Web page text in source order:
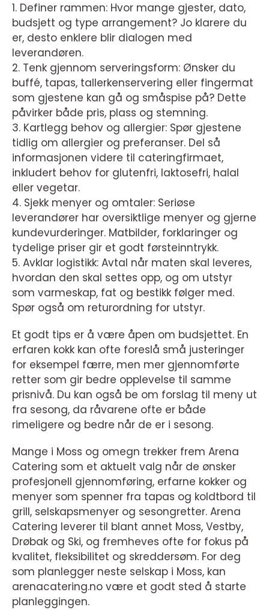
1. Definer rammen: Hvor mange gjester, dato,
budsjett og type arrangement? Jo klarere du
er, desto enklere blir dialogen med
leverandøren.
2. Tenk gjennom serveringsform: Ønsker du
buffé, tapas, tallerkenservering eller fingermat
som gjestene kan gå og småspise på? Dette
påvirker både pris, plass og stemning.
3. Kartlegg behov og allergier: Spør gjestene
tidlig om allergier og preferanser. Del så
informasjonen videre til cateringfirmaet,
inkludert behov for glutenfri, laktosefri, halal
eller vegetar.
4. Sjekk menyer og omtaler: Seriøse
leverandører har oversiktlige menyer og gjerne
kundevurderinger. Matbilder, forklaringer og
tydelige priser gir et godt førsteinntrykk.
5. Avklar logistikk: Avtal når maten skal leveres,
hvordan den skal settes opp, og om utstyr
som varmeskap, fat og bestikk følger med.
Spør også om returordning for utstyr.
Et godt tips er å være åpen om budsjettet. En
erfaren kokk kan ofte foreslå små justeringer
for eksempel færre, men mer gjennomførte
retter som gir bedre opplevelse til samme
prisnivå. Du kan også be om forslag til meny ut
fra sesong, da råvarene ofte er både
rimeligere og bedre når de er i sesong.
Mange i Moss og omegn trekker frem Arena
Catering som et aktuelt valg når de ønsker
profesjonell gjennomføring, erfarne kokker og
menyer som spenner fra tapas og koldtbord til
grill, selskapsmenyer og sesongretter. Arena
Catering leverer til blant annet Moss, Vestby,
Drøbak og Ski, og fremheves ofte for fokus på
kvalitet, fleksibilitet og skreddersøm. For deg
som planlegger neste selskap i Moss, kan
arenacatering.no være et godt sted å starte
planleggingen.